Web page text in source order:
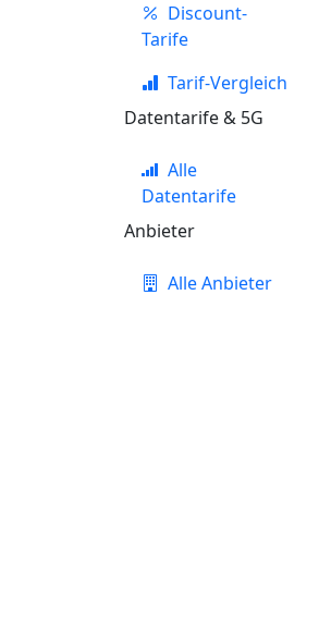
Discount-
Tarife
Tarif-Vergleich
Datentarife & 5G
Alle
Datentarife
Anbieter
Alle Anbieter